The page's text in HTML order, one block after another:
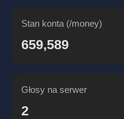
Stan konta (/money)
659,589
Głosy na serwer
2